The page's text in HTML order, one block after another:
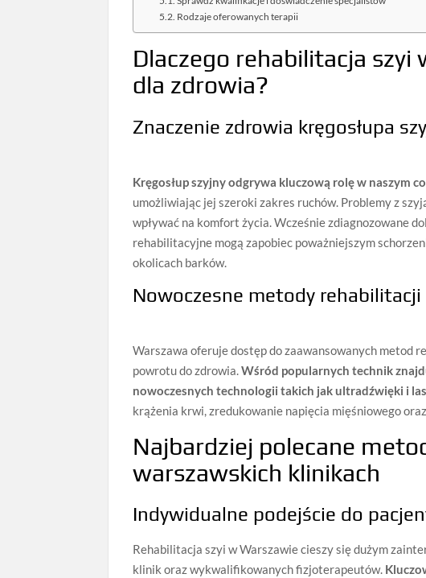
Rodzaje oferowanych terapii
Dlaczego rehabilitacja
dla zdrowia?
Znaczenie zdrowia kręgosłupa
Kręgosłup szyjny odgrywa kluczową rolę w naszym
umożliwiając jej szeroki zakres ruchów. Problemy z
wpływać na komfort życia. Wcześnie zdiagnozowane
rehabilitacyjne mogą zapobiec poważniejszym
okolicach barków.
Nowoczesne metody rehabilitacji
Warszawa oferuje dostęp do zaawansowanych metod
powrotu do zdrowia.Wśród popularnych technik
nowoczesnych technologii takich jak ultradźwięki i
krążenia krwi, zredukowanie napięcia mięśniowego
Najbardziej polecane
warszawskich klinikach
Indywidualne podejście do
Rehabilitacja szyi w Warszawie cieszy się dużym
klinik oraz wykwalifikowanych fizjoterapeutów.